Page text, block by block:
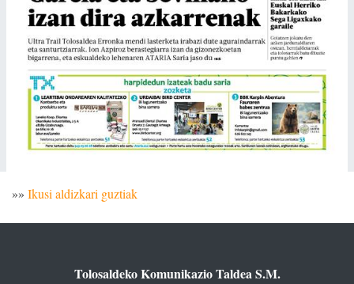
»» Ikusi aldizkari guztiak
Tolosaldeko Komunikazio Taldea S.M.